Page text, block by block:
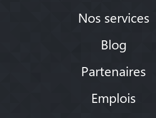
Nos services
Blog
Partenaires
Emplois